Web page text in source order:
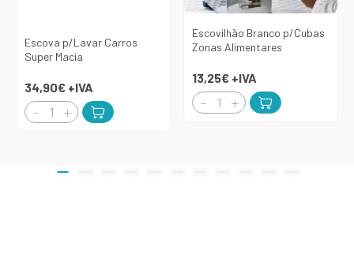
Escova p/Lavar Carros
Super Macia
34,90€ +IVA
Escovilhão Branco p/Cubas
Zonas Alimentares
13,25€ +IVA